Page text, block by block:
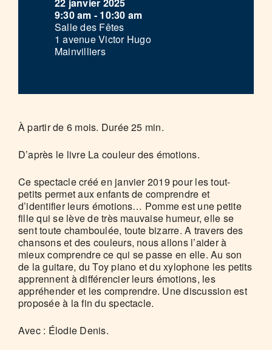
9:30 am - 10:30 am
Salle des Fêtes
1 avenue Victor Hugo
Mainvilliers
À partir de 6 mois. Durée 25 min.
D’après le livre La couleur des émotions.
Ce spectacle créé en janvier 2019 pour les tout-
petits permet aux enfants de comprendre et
d’identifier leurs émotions… Pomme est une petite
fille qui se lève de très mauvaise humeur, elle se
sent toute chamboulée, toute bizarre. A travers des
chansons et des couleurs, nous allons l’aider à
mieux comprendre ce qui se passe en elle. Au son
de la guitare, du Toy piano et du xylophone les petits
apprennent à différencier leurs émotions, les
appréhender et les comprendre. Une discussion est
proposée à la fin du spectacle.
Avec : Élodie Denis.